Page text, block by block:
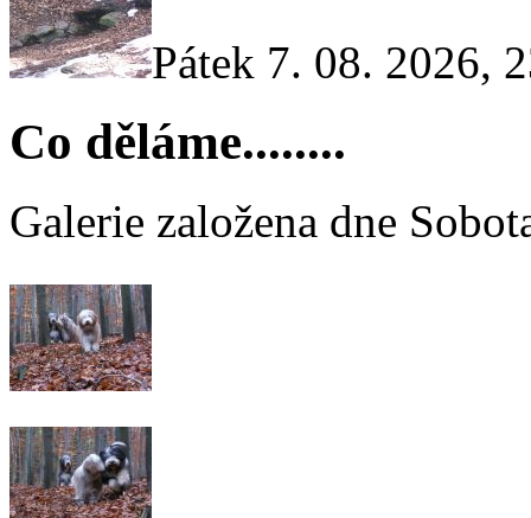
Pátek 7. 08. 2026,
Co děláme........
Galerie založena dne